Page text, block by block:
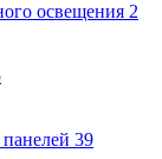
освещения 2
39